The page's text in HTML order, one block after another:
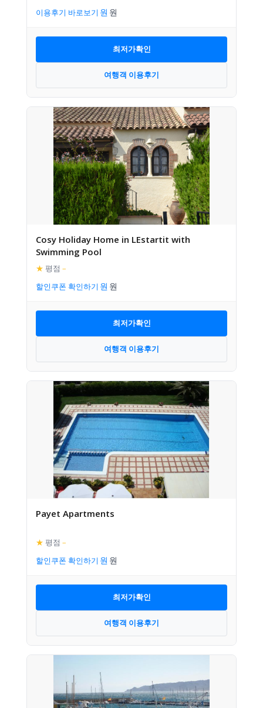
이용후기 바로보기
최저가확인
여행객 이용후기
Cosy Holiday Home in LEstartit with
Swimming Pool
★ 평점 –
할인쿠폰 확인하기
최저가확인
여행객 이용후기
Payet Apartments
★ 평점 –
할인쿠폰 확인하기
최저가확인
여행객 이용후기